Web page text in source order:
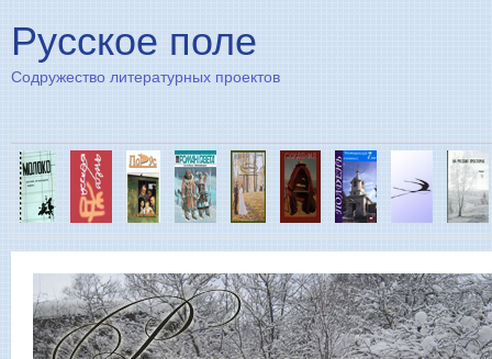
Русское поле
Содружество литературных проектов